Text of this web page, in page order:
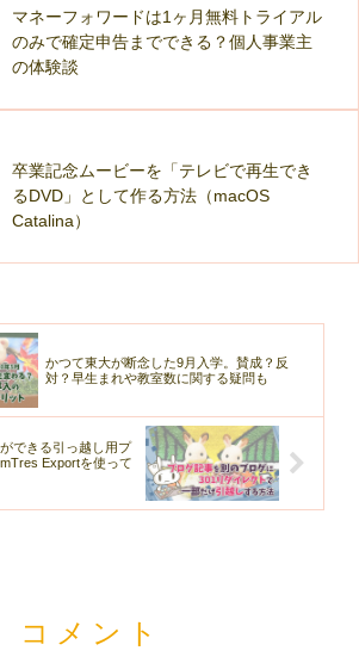
マネーフォワードは1ヶ月無料トライアル
のみで確定申告までできる？個人事業主
の体験談
卒業記念ムービーを「テレビで再生でき
るDVD」として作る方法（macOS
Catalina）
かつて東大が断念した9月入学。賛成？反
対？早生まれや教室数に関する疑問も
できる引っ越し用プ
Exportを使って
コメント